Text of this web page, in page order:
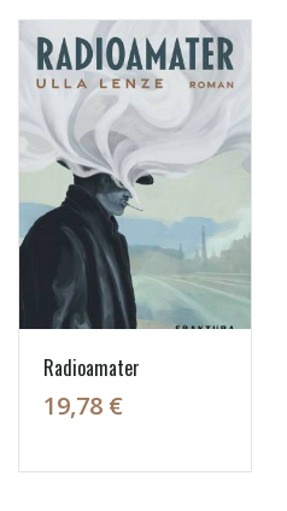
Radioamater
19,78 €